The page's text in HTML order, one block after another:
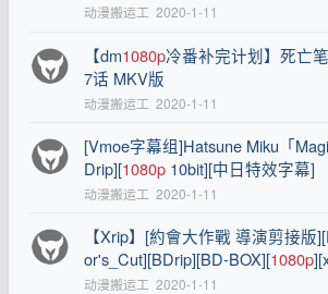
动漫搬运工 2020-1-11
【dm1080p冷番补完计划】死亡
7话 MKV版
动漫搬运工 2020-1-11
[Vmoe字幕组]Hatsune Miku「
Drip][1080p10bit][中日特效字幕]
动漫搬运工 2020-1-11
【Xrip】[約會大作戰 導演剪接版
or's_Cut][BDrip][BD-BOX][1080p
动漫搬运工 2020-1-11